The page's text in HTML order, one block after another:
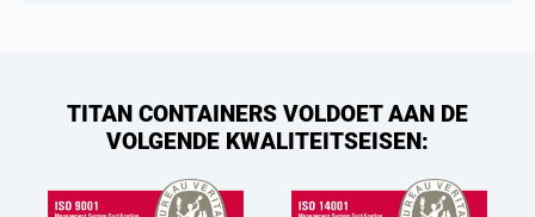
TITAN CONTAINERS VOLDOET AAN DE
VOLGENDE KWALITEITSEISEN: